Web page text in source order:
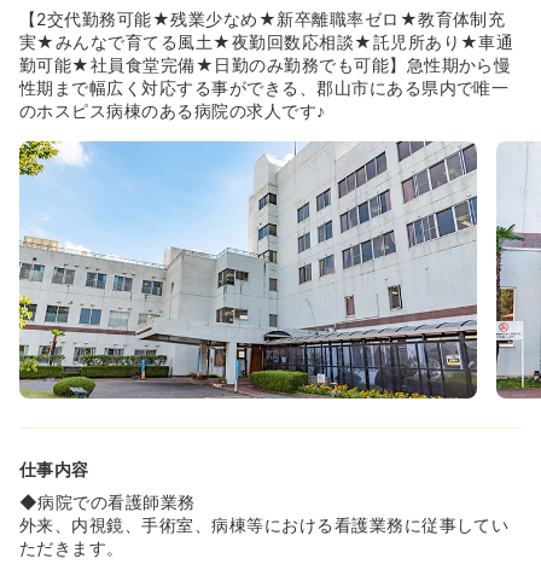
◆忙しすぎる急性期は疲れたけれど治療の現場に関わりた
い！急性期後の回復までの流れを看たい！という方には最
適の就業環境です！
◆病院を挙げて『在宅復帰・退院調整』に力を入れ患者様
のケアにあたっています。在宅復帰にご興味のある方、将
◆国を挙げて在宅医療に力を入れている中、『在宅復帰・
退院調整』という価値のある経験をすることができます！
ゆくゆく訪問看護などの在宅医療に挑戦したい方にもおす
すめです！
◆呼吸器疾患にも強みを持っています◎中でも間質性肺
炎・肺線維症センターでは全国で2位の間質性肺炎治療件
数の実績があり、呼吸器疾患の治療件数も郡山トップレベ
ルです！
≪教育体制が整った病院です！≫
◆坪井病院看護部の教育目標は「地域におけるがん専門病
院の看護師としての自覚を持ち、社会の変動、医療の進歩
に即応した質の高い看護サービスを提供できる看護師を育
◆知識や技術ではなく、患者さんとご家族の思いを聴き、
何が大切か、それを理解しようとする心が大切であるとい
う考えを持っている方が多くいらっしゃいます！
◆ゆとりのある卒後教育を実践しているため、離職率がと
ても低くなっています！
【2交代勤務可能★残業少なめ★新卒離職率ゼロ★教育体制充
実★みんなで育てる風土★夜勤回数応相談★託児所あり★車通
勤可能★社員食堂完備★日勤のみ勤務でも可能】急性期から慢
性期まで幅広く対応する事ができる、郡山市にある県内で唯一
のホスピス病棟のある病院の求人です♪
仕事内容
◆病院での看護師業務
外来、内視鏡、手術室、病棟等における看護業務に従事してい
ただきます。